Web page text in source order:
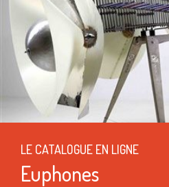
LE CATALOGUE EN LIGNE
Euphones